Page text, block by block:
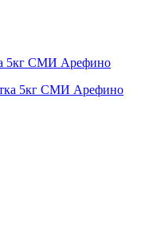
5кг СМИ Арефино